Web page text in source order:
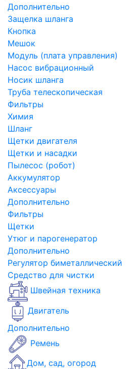
Дополнительно
Защелка шланга
Кнопка
Мешок
Модуль (плата управления)
Насос вибрационный
Носик шланга
Труба телескопическая
Фильтры
Химия
Шланг
Щетки двигателя
Щетки и насадки
Пылесос (робот)
Аккумулятор
Аксессуары
Дополнительно
Фильтры
Щетки
Утюг и парогенератор
Дополнительно
Регулятор биметаллический
Средство для чистки
Швейная техника
Двигатель
Дополнительно
Ремень
Дом, сад, огород